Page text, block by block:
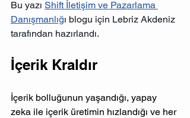
Bu yazı Shift İletişim ve Pazarlama
Danışmanlığı blogu için Lebriz Akdeniz
tarafından hazırlandı.
İçerik Kraldır
İçerik bolluğunun yaşandığı, yapay
zeka ile içerik üretimin hızlandığı ve her